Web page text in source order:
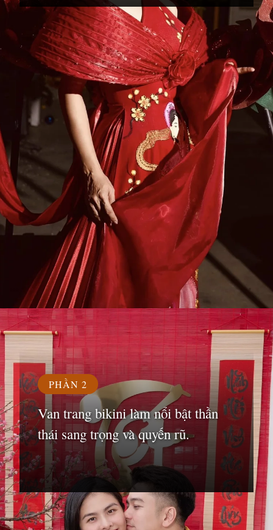
Đang mởhttps://susach.edu.vn/van-trang
PHẦN 2
Van trang bikini làm nổi bật thần
thái sang trọng và quyến rũ.